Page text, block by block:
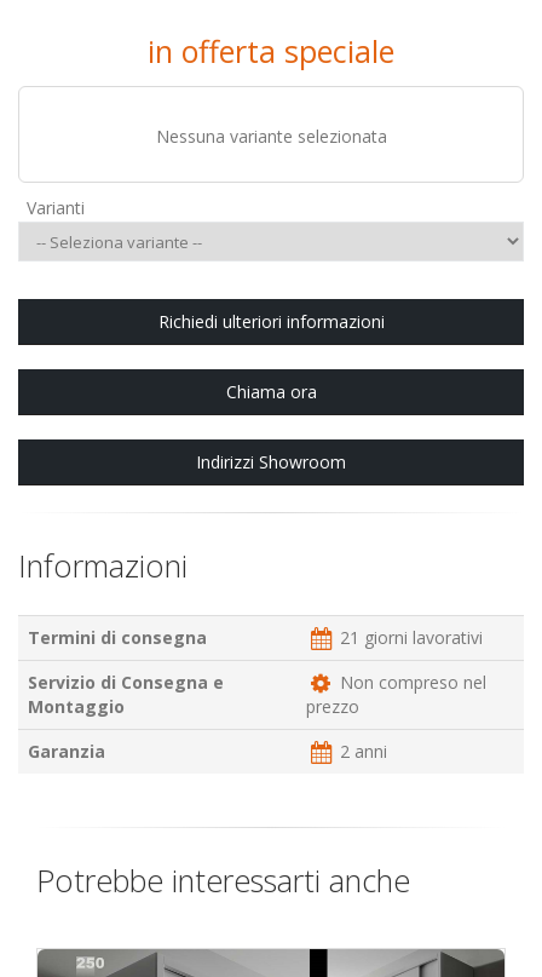
in offerta speciale
Nessuna variante selezionata
Varianti
Richiedi ulteriori informazioni
Chiama ora
Indirizzi Showroom
Informazioni
Termini di consegna
21 giorni lavorativi
Servizio di Consegna e
Montaggio
Non compreso nel
prezzo
Garanzia
2 anni
Potrebbe interessarti anche